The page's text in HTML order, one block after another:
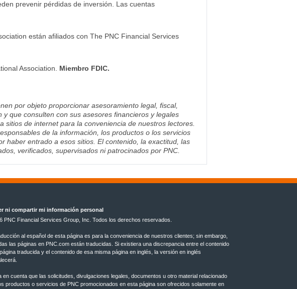
prevenir pérdidas de inversión. Las cuentas
están afiliados con The PNC Financial Services
Association. Miembro FDIC.
por objeto proporcionar asesoramiento legal, fiscal,
que consulten con sus asesores financieros y legales
de internet para la conveniencia de nuestros lectores.
de la información, los productos o los servicios
haber entrado a esos sitios. El contenido, la exactitud, las
verificados, supervisados ni patrocinados por PNC.
ni compartir mi información personal
PNC Financial Services Group, Inc. Todos los derechos reservados.
al español de esta página es para la conveniencia de nuestros clientes; sin embargo,
las páginas en PNC.com están traducidas. Si existiera una discrepancia entre el contenido
traducida y el contenido de esa misma página en inglés, la versión en inglés
en cuenta que las solicitudes, divulgaciones legales, documentos u otro material relacionado
productos o servicios de PNC promocionados en esta página son ofrecidos solamente en